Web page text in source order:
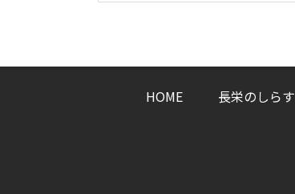
HOME 長栄のしらす